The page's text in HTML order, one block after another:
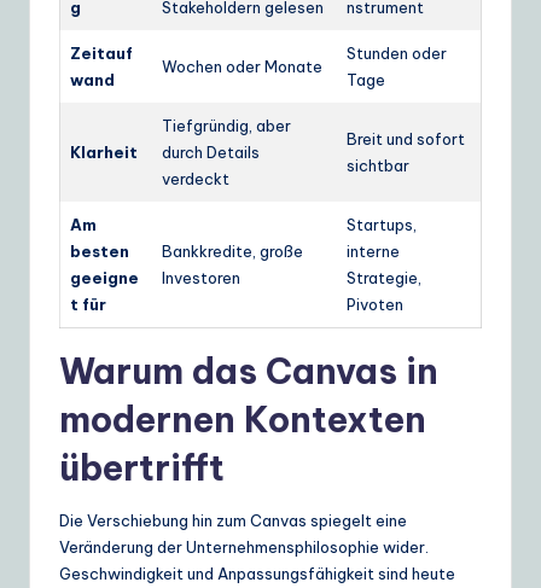
g
Stakeholdern gelesen
nstrument
Zeitauf
wand
Wochen oder Monate
Stunden oder
Tage
Klarheit
Tiefgründig, aber
durch Details
verdeckt
Breit und sofort
sichtbar
Am
besten
geeigne
t für
Bankkredite, große
Investoren
Startups,
interne
Strategie,
Pivoten
Warum das Canvas in
modernen Kontexten
übertrifft
Die Verschiebung hin zum Canvas spiegelt eine
Veränderung der Unternehmensphilosophie wider.
Geschwindigkeit und Anpassungsfähigkeit sind heute